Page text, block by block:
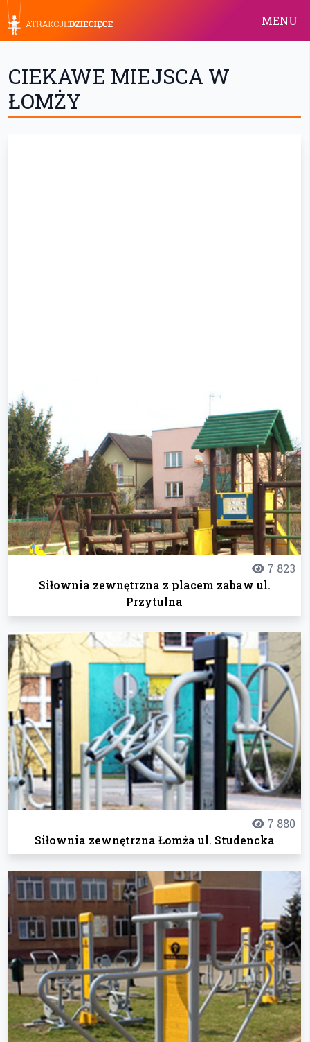
MENU
CIEKAWE MIEJSCA W
ŁOMŻY
7 823
Siłownia zewnętrzna z placem zabaw ul.
Przytulna
7 880
Siłownia zewnętrzna Łomża ul. Studencka